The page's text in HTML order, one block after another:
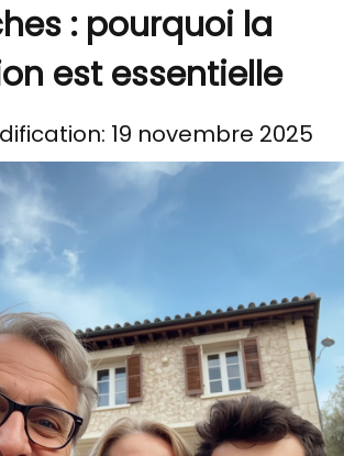
: pourquoi la
est essentielle
19 novembre 2025